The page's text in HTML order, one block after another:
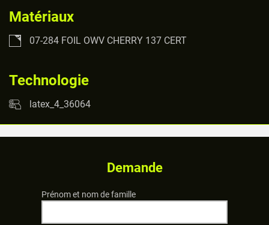
Matériaux
07-284 FOIL OWV CHERRY 137 CERT
Technologie
latex_4_36064
Demande
Prénom et nom de famille